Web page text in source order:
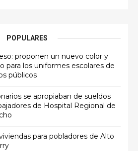
POPULARES
proponen un nuevo color y
para los uniformes escolares de
públicos
se apropiaban de sueldos
de Hospital Regional de
para pobladores de Alto